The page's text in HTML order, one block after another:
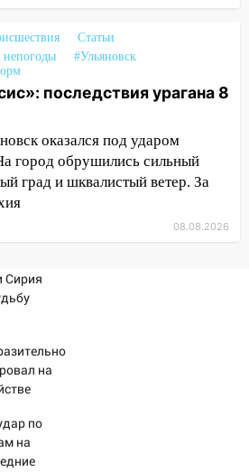
из Ульяновска обманули
преподавателя
ульяновцам на
или затопленную улицу
ураганным
опалубку со
крушить
рухнуло на дом на
Террасе мощным
дерево с корнем
сорвал крышу с
Созидателей
Статьи
непогоды
#Ульяновск
последствия урагана 8
оказался под ударом
город обрушились сильный
град и шквалистый ветер. За
08.08.2026
Сирия
на
по
на